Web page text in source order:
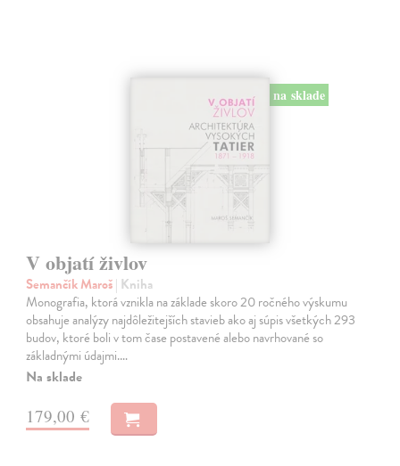
na sklade
V objatí živlov
Semančík Maroš| Kniha
Monografia, ktorá vznikla na základe skoro 20 ročného výskumu
obsahuje analýzy najdôležitejších stavieb ako aj súpis všetkých 293
budov, ktoré boli v tom čase postavené alebo navrhované so
základnými údajmi.…
Na sklade
179,00 €